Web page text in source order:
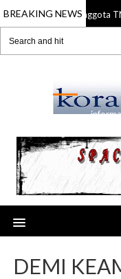
BREAKING NEWS
21 Jul 2026 Anggota TNI
DEMI